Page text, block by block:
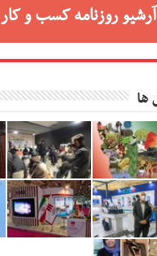
آرشیو روزنامه کسب و کار
ها